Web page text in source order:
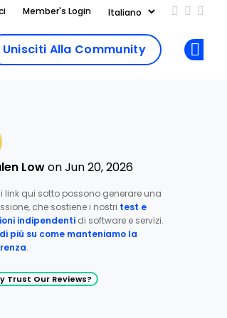
Member's Login Add us
Follow
Unisciti Alla Community
Low on Jun 20, 2026
link qui sotto possono generare una
che sostiene i nostri test e
indipendenti di software e servizi.
più su come manteniamo la
.
Trust Our Reviews?